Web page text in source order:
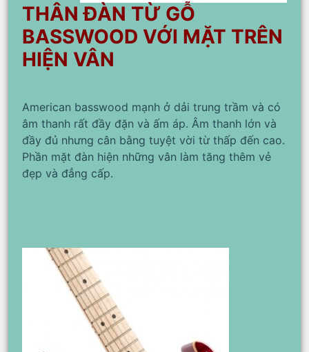
THÂN ĐÀN TỪ GỖ
BASSWOOD VỚI MẶT TRÊN
HIỆN VÂN
American basswood mạnh ở dải trung trầm và có
âm thanh rất đầy đặn và ấm áp. Âm thanh lớn và
đầy đủ nhưng cân bằng tuyệt vời từ thấp đến cao.
Phần mặt đàn hiện những vân làm tăng thêm vẻ
đẹp và đẳng cấp.